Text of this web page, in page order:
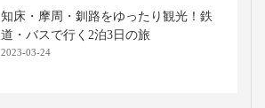
知床・摩周・釧路をゆったり観光！鉄
道・バスで行く2泊3日の旅
2023-03-24